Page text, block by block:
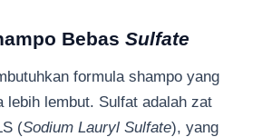
Bebas Sulfate
formula shampo yang
lebih lembut. Sulfat adalah zat
(Sodium Lauryl Sulfate), yang